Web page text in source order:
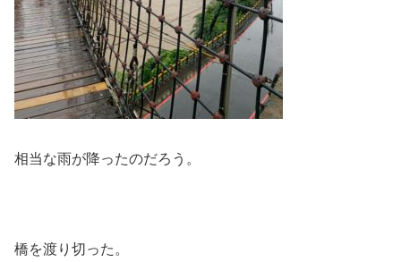
相当な雨が降ったのだろう。
橋を渡り切った。